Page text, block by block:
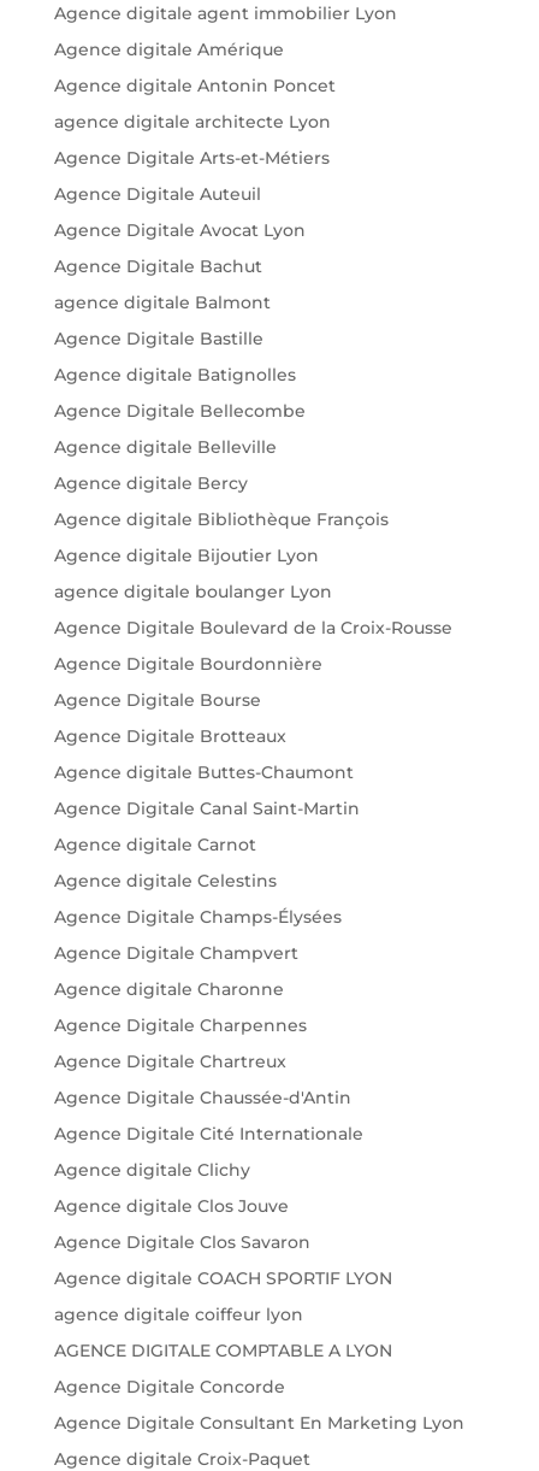
Agence digitale agent immobilier Lyon
Agence digitale Amérique
Agence digitale Antonin Poncet
agence digitale architecte Lyon
Agence Digitale Arts-et-Métiers
Agence Digitale Auteuil
Agence Digitale Avocat Lyon
Agence Digitale Bachut
agence digitale Balmont
Agence Digitale Bastille
Agence digitale Batignolles
Agence Digitale Bellecombe
Agence digitale Belleville
Agence digitale Bercy
Agence digitale Bibliothèque François
Agence digitale Bijoutier Lyon
agence digitale boulanger Lyon
Agence Digitale Boulevard de la Croix-Rousse
Agence Digitale Bourdonnière
Agence Digitale Bourse
Agence Digitale Brotteaux
Agence digitale Buttes-Chaumont
Agence Digitale Canal Saint-Martin
Agence digitale Carnot
Agence digitale Celestins
Agence Digitale Champs-Élysées
Agence Digitale Champvert
Agence digitale Charonne
Agence Digitale Charpennes
Agence Digitale Chartreux
Agence Digitale Chaussée-d'Antin
Agence Digitale Cité Internationale
Agence digitale Clichy
Agence digitale Clos Jouve
Agence Digitale Clos Savaron
Agence digitale COACH SPORTIF LYON
agence digitale coiffeur lyon
AGENCE DIGITALE COMPTABLE A LYON
Agence Digitale Concorde
Agence Digitale Consultant En Marketing Lyon
Agence digitale Croix-Paquet